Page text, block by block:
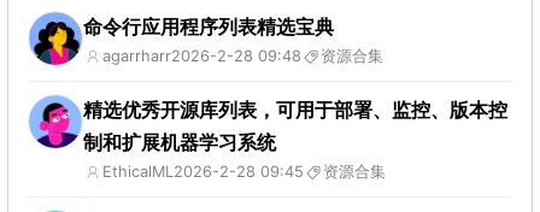
命令行应用程序列表精选宝典
agarrharr2026-2-28 09:48 资源合集
精选优秀开源库列表，可用于部署、监控、版本控
制和扩展机器学习系统
EthicalML2026-2-28 09:45 资源合集